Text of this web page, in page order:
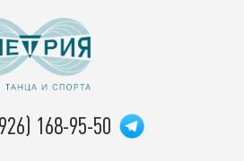
168-95-50